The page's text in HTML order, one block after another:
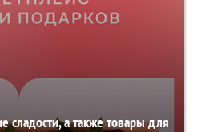
сладости, а также товары для